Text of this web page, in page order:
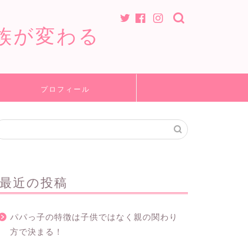
が変わる
プロフィール
最近の投稿
パパっ子の特徴は子供ではなく親の関わり
方で決まる！